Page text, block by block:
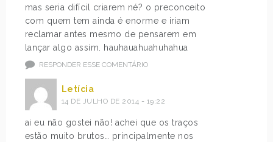
mas seria difícil criarem né? o preconceito
com quem tem ainda é enorme e iriam
reclamar antes mesmo de pensarem em
lançar algo assim. hauhauahuahuhahua
RESPONDER ESSE COMENTÁRIO
Letícia
14 DE JULHO DE 2014 - 19:22
ai eu não gostei não! achei que os traços
estão muito brutos… principalmente nos